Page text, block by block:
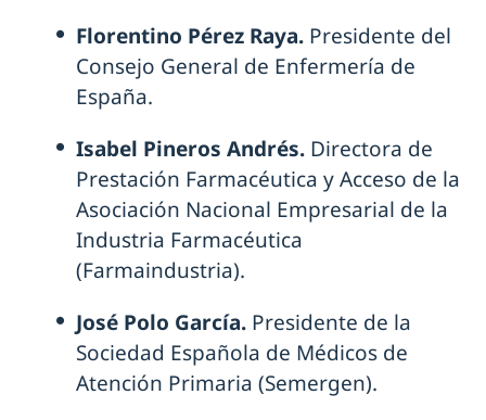
Florentino Pérez Raya. Presidente del
Consejo General de Enfermería de
España.
Isabel Pineros Andrés. Directora de
Prestación Farmacéutica y Acceso de la
Asociación Nacional Empresarial de la
Industria Farmacéutica
(Farmaindustria).
José Polo García. Presidente de la
Sociedad Española de Médicos de
Atención Primaria (Semergen).